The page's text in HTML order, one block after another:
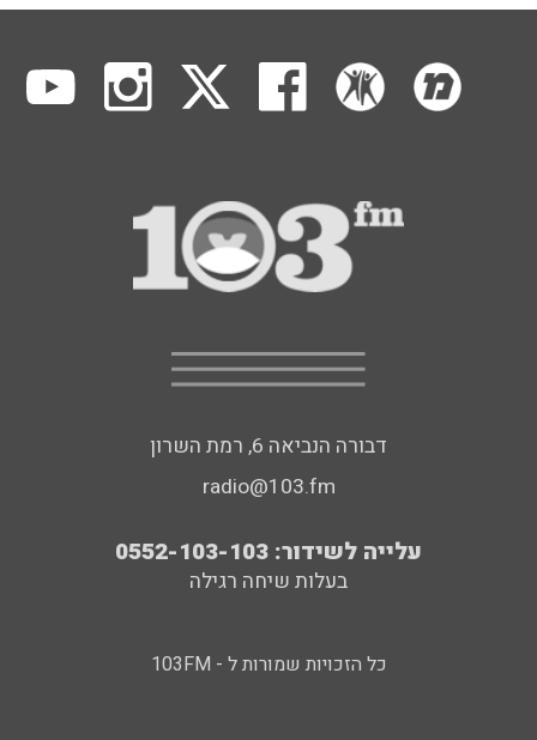
דבורה הנביאה 6, רמת השרון
radio@103.fm
עלייה לשידור: 0552-103-103
בעלות שיחה רגילה
כל הזכויות שמורות ל - 103FM